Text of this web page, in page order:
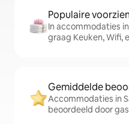
Populaire
In accommodaties
graag Keuken, Wifi,
Gemiddelde
Accommodaties in
beoordeeld door